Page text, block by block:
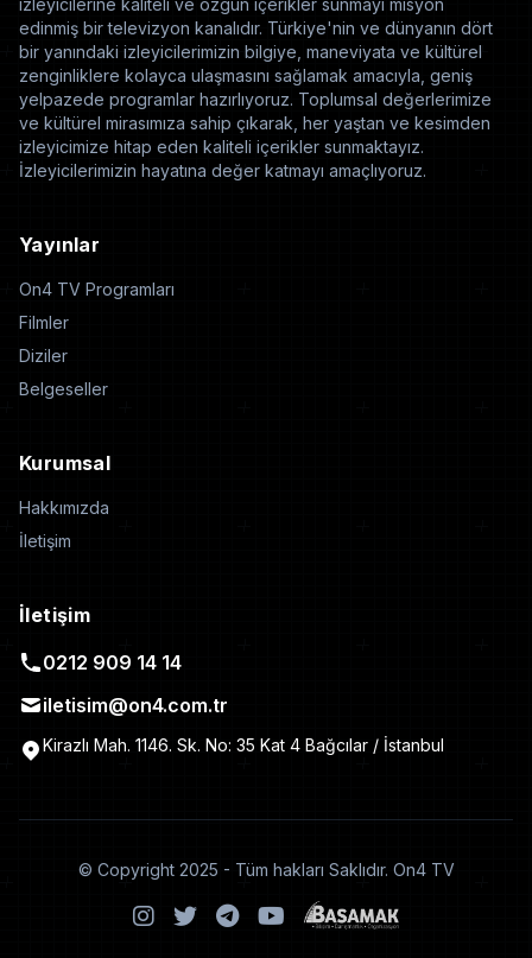
izleyicilerine kaliteli ve özgün içerikler sunmayı misyon
edinmiş bir televizyon kanalıdır. Türkiye'nin ve dünyanın dört
bir yanındaki izleyicilerimizin bilgiye, maneviyata ve kültürel
zenginliklere kolayca ulaşmasını sağlamak amacıyla, geniş
yelpazede programlar hazırlıyoruz. Toplumsal değerlerimize
ve kültürel mirasımıza sahip çıkarak, her yaştan ve kesimden
izleyicimize hitap eden kaliteli içerikler sunmaktayız.
İzleyicilerimizin hayatına değer katmayı amaçlıyoruz.
Yayınlar
On4 TV Programları
Filmler
Diziler
Belgeseller
Kurumsal
Hakkımızda
İletişim
İletişim
0212 909 14 14
iletisim@on4.com.tr
Kirazlı Mah. 1146. Sk. No: 35 Kat 4 Bağcılar / İstanbul
© Copyright 2025 - Tüm hakları Saklıdır. On4 TV